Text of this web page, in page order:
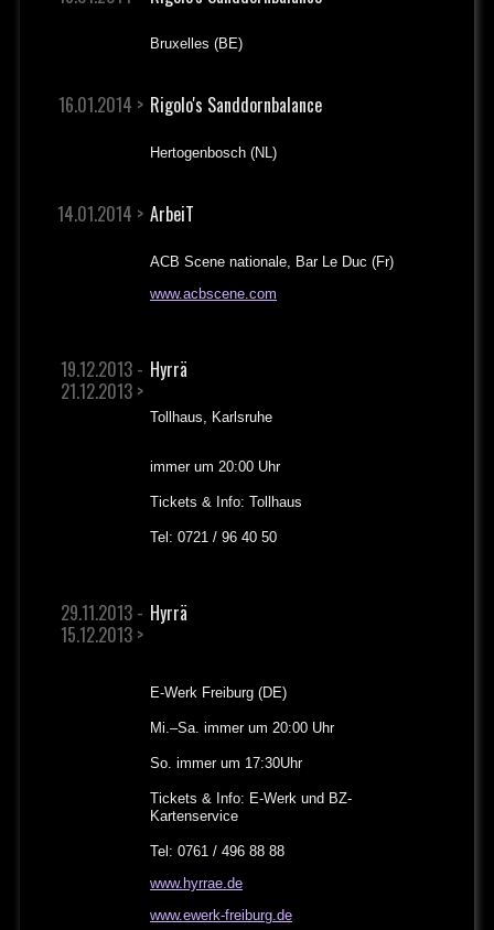
Bruxelles (BE)
16.01.2014 > Rigolo's Sanddornbalance
Hertogenbosch (NL)
14.01.2014 > ArbeiT
ACB Scene nationale, Bar Le Duc (Fr)
www.acbscene.com
19.12.2013 -
21.12.2013 >
Hyrrä
Tollhaus, Karlsruhe
immer um 20:00 Uhr
Tickets & Info: Tollhaus
Tel: 0721 / 96 40 50
29.11.2013 -
15.12.2013 >
Hyrrä
E-Werk Freiburg (DE)
Mi.–Sa. immer um 20:00 Uhr
So. immer um 17:30Uhr
Tickets & Info: E-Werk und BZ-
Kartenservice
Tel: 0761 / 496 88 88
www.hyrrae.de
www.ewerk-freiburg.de